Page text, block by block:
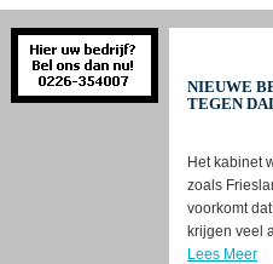
NIEUWE
TEGEN
Het kabinet
zoals
voorkomt
krijgen veel
Lees Meer